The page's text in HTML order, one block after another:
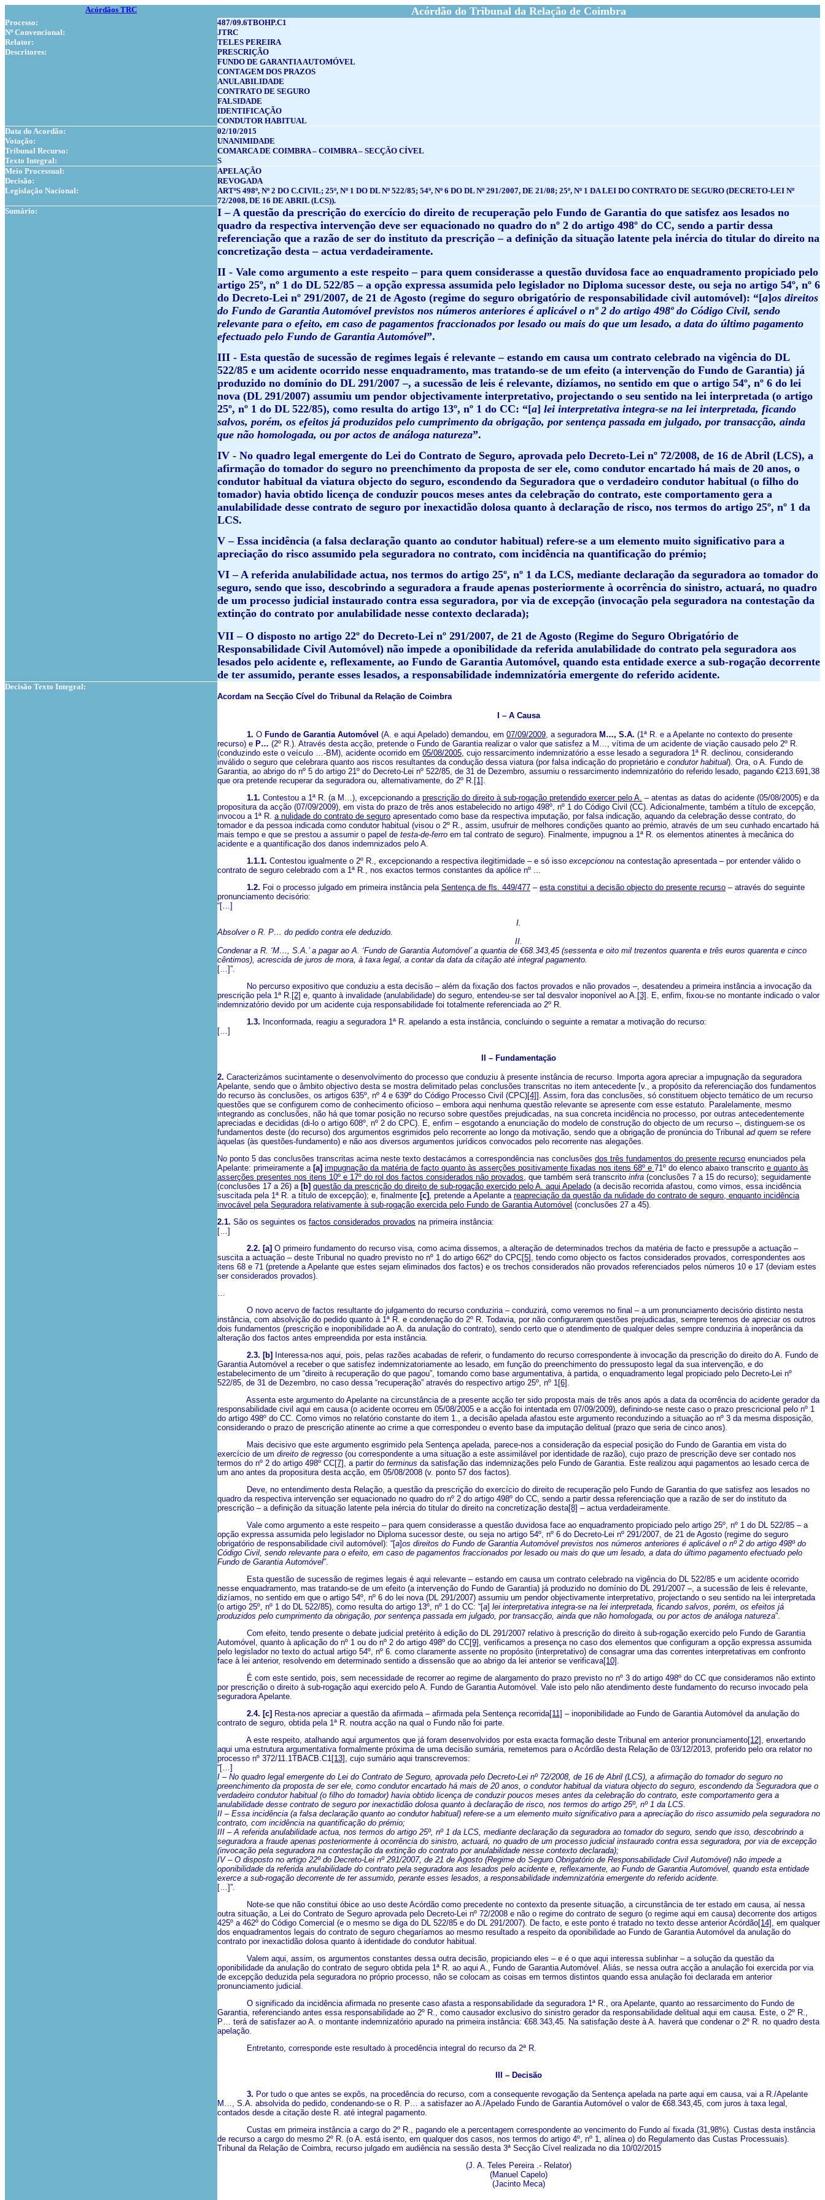
Acórdãos TRC Acórdão do Tribunal da Relação de Coimbra
Processo:
487/09.6TBOHP.C1
Nº Convencional:
JTRC
Relator:
TELES PEREIRA
Descritores:
PRESCRIÇÃO
FUNDO DE GARANTIA AUTOMÓVEL
CONTAGEM DOS PRAZOS
ANULABILIDADE
CONTRATO DE SEGURO
FALSIDADE
IDENTIFICAÇÃO
CONDUTOR HABITUAL
Data do Acordão:
02/10/2015
Votação:
UNANIMIDADE
Tribunal Recurso:
COMARCA DE COIMBRA – COIMBRA – SECÇÃO CÍVEL
Texto Integral:
S
Meio Processual:
APELAÇÃO
Decisão:
REVOGADA
Legislação Nacional:
ARTºS 498º, Nº 2 DO C.CIVIL; 25º, Nº 1 DO DL Nº 522/85; 54º, Nº 6 DO DL Nº 291/2007, DE 21/08; 25º, Nº 1 DA LEI DO CONTRATO DE SEGURO (DECRETO-LEI Nº
72/2008, DE 16 DE ABRIL (LCS)).
Sumário:
I – A questão da prescrição do exercício do direito de recuperação pelo Fundo de Garantia do que satisfez aos lesados no
quadro da respectiva intervenção deve ser equacionado no quadro do nº 2 do artigo 498º do CC, sendo a partir dessa
referenciação que a razão de ser do instituto da prescrição – a definição da situação latente pela inércia do titular do direito na
concretização desta – actua verdadeiramente.
II - Vale como argumento a este respeito – para quem considerasse a questão duvidosa face ao enquadramento propiciado pelo
artigo 25º, nº 1 do DL 522/85 – a opção expressa assumida pelo legislador no Diploma sucessor deste, ou seja no artigo 54º, nº 6
do Decreto-Lei nº 291/2007, de 21 de Agosto (regime do seguro obrigatório de responsabilidade civil automóvel): “[a]os direitos
do Fundo de Garantia Automóvel previstos nos números anteriores é aplicável o nº 2 do artigo 498º do Código Civil, sendo
relevante para o efeito, em caso de pagamentos fraccionados por lesado ou mais do que um lesado, a data do último pagamento
efectuado pelo Fundo de Garantia Automóvel”.
III - Esta questão de sucessão de regimes legais é relevante – estando em causa um contrato celebrado na vigência do DL
522/85 e um acidente ocorrido nesse enquadramento, mas tratando-se de um efeito (a intervenção do Fundo de Garantia) já
produzido no domínio do DL 291/2007 –, a sucessão de leis é relevante, dizíamos, no sentido em que o artigo 54º, nº 6 do lei
nova (DL 291/2007) assumiu um pendor objectivamente interpretativo, projectando o seu sentido na lei interpretada (o artigo
25º, nº 1 do DL 522/85), como resulta do artigo 13º, nº 1 do CC: “[a] lei interpretativa integra-se na lei interpretada, ficando
salvos, porém, os efeitos já produzidos pelo cumprimento da obrigação, por sentença passada em julgado, por transacção, ainda
que não homologada, ou por actos de análoga natureza”.
IV - No quadro legal emergente do Lei do Contrato de Seguro, aprovada pelo Decreto-Lei nº 72/2008, de 16 de Abril (LCS), a
afirmação do tomador do seguro no preenchimento da proposta de ser ele, como condutor encartado há mais de 20 anos, o
condutor habitual da viatura objecto do seguro, escondendo da Seguradora que o verdadeiro condutor habitual (o filho do
tomador) havia obtido licença de conduzir poucos meses antes da celebração do contrato, este comportamento gera a
anulabilidade desse contrato de seguro por inexactidão dolosa quanto à declaração de risco, nos termos do artigo 25º, nº 1 da
LCS.
V – Essa incidência (a falsa declaração quanto ao condutor habitual) refere-se a um elemento muito significativo para a
apreciação do risco assumido pela seguradora no contrato, com incidência na quantificação do prémio;
VI – A referida anulabilidade actua, nos termos do artigo 25º, nº 1 da LCS, mediante declaração da seguradora ao tomador do
seguro, sendo que isso, descobrindo a seguradora a fraude apenas posteriormente à ocorrência do sinistro, actuará, no quadro
de um processo judicial instaurado contra essa seguradora, por via de excepção (invocação pela seguradora na contestação da
extinção do contrato por anulabilidade nesse contexto declarada);
VII – O disposto no artigo 22º do Decreto-Lei nº 291/2007, de 21 de Agosto (Regime do Seguro Obrigatório de
Responsabilidade Civil Automóvel) não impede a oponibilidade da referida anulabilidade do contrato pela seguradora aos
lesados pelo acidente e, reflexamente, ao Fundo de Garantia Automóvel, quando esta entidade exerce a sub-rogação decorrente
de ter assumido, perante esses lesados, a responsabilidade indemnizatória emergente do referido acidente.
Decisão Texto Integral:
Acordam na Secção Cível do Tribunal da Relação de Coimbra
I – A Causa
1. O Fundo de Garantia Automóvel (A. e aqui Apelado) demandou, em 07/09/2009, a seguradora M…, S.A. (1ª R. e a Apelante no contexto do presente
recurso) e P… (2º R.). Através desta acção, pretende o Fundo de Garantia realizar o valor que satisfez a M…, vítima de um acidente de viação causado pelo 2º R.
(conduzindo este o veículo …-BM), acidente ocorrido em 05/08/2005, cujo ressarcimento indemnizatório a esse lesado a seguradora 1ª R. declinou, considerando
inválido o seguro que celebrara quanto aos riscos resultantes da condução dessa viatura (por falsa indicação do proprietário e condutor habitual). Ora, o A. Fundo de
Garantia, ao abrigo do nº 5 do artigo 21º do Decreto-Lei nº 522/85, de 31 de Dezembro, assumiu o ressarcimento indemnizatório do referido lesado, pagando €213.691,38
que ora pretende recuperar da seguradora ou, alternativamente, do 2º R. [1] .
1.1. Contestou a 1ª R. (a M…), excepcionando a prescrição do direito à sub-rogação pretendido exercer pelo A. – atentas as datas do acidente (05/08/2005) e da
propositura da acção (07/09/2009), em vista do prazo de três anos estabelecido no artigo 498º, nº 1 do Código Civil (CC). Adicionalmente, também a título de excepção,
invocou a 1ª R. a nulidade do contrato de seguro apresentado como base da respectiva imputação, por falsa indicação, aquando da celebração desse contrato, do
tomador e da pessoa indicada como condutor habitual (visou o 2º R., assim, usufruir de melhores condições quanto ao prémio, através de um seu cunhado encartado há
mais tempo e que se prestou a assumir o papel de testa-de-ferro em tal contrato de seguro). Finalmente, impugnou a 1ª R. os elementos atinentes à mecânica do
acidente e a quantificação dos danos indemnizados pelo A.
1.1.1. Contestou igualmente o 2º R., excepcionando a respectiva ilegitimidade – e só isso excepcionou na contestação apresentada – por entender válido o
contrato de seguro celebrado com a 1ª R., nos exactos termos constantes da apólice nº ...
1.2. Foi o processo julgado em primeira instância pela Sentença de fls. 449/477 – esta constitui a decisão objecto do presente recurso – através do seguinte
pronunciamento decisório:
“[…]
I.
Absolver o R. P… do pedido contra ele deduzido.
II.
Condenar a R. ‘M…, S.A.’ a pagar ao A. ‘Fundo de Garantia Automóvel’ a quantia de €68.343,45 (sessenta e oito mil trezentos quarenta e três euros quarenta e cinco
cêntimos), acrescida de juros de mora, à taxa legal, a contar da data da citação até integral pagamento.
[…]”.
No percurso expositivo que conduziu a esta decisão – além da fixação dos factos provados e não provados –, desatendeu a primeira instância a invocação da
prescrição pela 1ª R. [2] e, quanto à invalidade (anulabilidade) do seguro, entendeu-se ser tal desvalor inoponível ao A. [3] . E, enfim, fixou-se no montante indicado o valor
indemnizatório devido por um acidente cuja responsabilidade foi totalmente referenciada ao 2º R.
1.3. Inconformada, reagiu a seguradora 1ª R. apelando a esta instância, concluindo o seguinte a rematar a motivação do recurso:
[…]
II – Fundamentação
2. Caracterizámos sucintamente o desenvolvimento do processo que conduziu à presente instância de recurso. Importa agora apreciar a impugnação da seguradora
Apelante, sendo que o âmbito objectivo desta se mostra delimitado pelas conclusões transcritas no item antecedente [v., a propósito da referenciação dos fundamentos
do recurso às conclusões, os artigos 635º, nº 4 e 639º do Código Processo Civil (CPC)[4]]. Assim, fora das conclusões, só constituem objecto temático de um recurso
questões que se configurem como de conhecimento oficioso – embora aqui nenhuma questão relevante se apresente com esse estatuto. Paralelamente, mesmo
integrando as conclusões, não há que tomar posição no recurso sobre questões prejudicadas, na sua concreta incidência no processo, por outras antecedentemente
apreciadas e decididas (di-lo o artigo 608º, nº 2 do CPC). E, enfim – esgotando a enunciação do modelo de construção do objecto de um recurso –, distinguem-se os
fundamentos deste (do recurso) dos argumentos esgrimidos pelo recorrente ao longo da motivação, sendo que a obrigação de pronúncia do Tribunal ad quem se refere
àquelas (às questões-fundamento) e não aos diversos argumentos jurídicos convocados pelo recorrente nas alegações.
No ponto 5 das conclusões transcritas acima neste texto destacámos a correspondência nas conclusões dos três fundamentos do presente recurso enunciados pela
Apelante: primeiramente a [a] impugnação da matéria de facto quanto às asserções positivamente fixadas nos itens 68º e 71º do elenco abaixo transcrito e quanto às
asserções presentes nos itens 10º e 17º do rol dos factos considerados não provados, que também será transcrito infra (conclusões 7 a 15 do recurso); seguidamente
(conclusões 17 a 26) a [b] questão da prescrição do direito de sub-rogação exercido pelo A. aqui Apelado (a decisão recorrida afastou, como vimos, essa incidência
suscitada pela 1ª R. a título de excepção); e, finalmente [c] , pretende a Apelante a reapreciação da questão da nulidade do contrato de seguro, enquanto incidência
invocável pela Seguradora relativamente à sub-rogação exercida pelo Fundo de Garantia Automóvel (conclusões 27 a 45).
2.1. São os seguintes os factos considerados provados na primeira instância:
[…]
2.2. [a] O primeiro fundamento do recurso visa, como acima dissemos, a alteração de determinados trechos da matéria de facto e pressupõe a actuação –
suscita a actuação – deste Tribunal no quadro previsto no nº 1 do artigo 662º do CPC[5] , tendo como objecto os factos considerados provados, correspondentes aos
itens 68 e 71 (pretende a Apelante que estes sejam eliminados dos factos) e os trechos considerados não provados referenciados pelos números 10 e 17 (deviam estes
ser considerados provados).
…
O novo acervo de factos resultante do julgamento do recurso conduziria – conduzirá, como veremos no final – a um pronunciamento decisório distinto nesta
instância, com absolvição do pedido quanto à 1ª R. e condenação do 2º R. Todavia, por não configurarem questões prejudicadas, sempre teremos de apreciar os outros
dois fundamentos (prescrição e inoponibilidade ao A. da anulação do contrato), sendo certo que o atendimento de qualquer deles sempre conduziria à inoperância da
alteração dos factos antes empreendida por esta instância.
2.3. [b]
Interessa-nos aqui, pois, pelas razões acabadas de referir, o fundamento do recurso correspondente à invocação da prescrição do direito do A. Fundo de
Garantia Automóvel a receber o que satisfez indemnizatoriamente ao lesado, em função do preenchimento do pressuposto legal da sua intervenção, e do
estabelecimento de um “direito à recuperação do que pagou”, tomando como base argumentativa, à partida, o enquadramento legal propiciado pelo Decreto-Lei nº
522/85, de 31 de Dezembro, no caso dessa “recuperação” através do respectivo artigo 25º, nº 1[6] .
Assenta este argumento do Apelante na circunstância de a presente acção ter sido proposta mais de três anos após a data da ocorrência do acidente gerador da
responsabilidade civil aqui em causa (o acidente ocorreu em 05/08/2005 e a acção foi intentada em 07/09/2009), definindo-se neste caso o prazo prescricional pelo nº 1
do artigo 498º do CC. Como vimos no relatório constante do item 1., a decisão apelada afastou este argumento reconduzindo a situação ao nº 3 da mesma disposição,
considerando o prazo de prescrição atinente ao crime a que correspondeu o evento base da imputação delitual (prazo que seria de cinco anos).
Mais decisivo que este argumento esgrimido pela Sentença apelada, parece-nos a consideração da especial posição do Fundo de Garantia em vista do
exercício de um direito de regresso (ou correspondente a uma situação a este assimilável por identidade de razão), cujo prazo de prescrição deve ser contado nos
termos do nº 2 do artigo 498º CC[7] , a partir do terminus da satisfação das indemnizações pelo Fundo de Garantia. Este realizou aqui pagamentos ao lesado cerca de
um ano antes da propositura desta acção, em 05/08/2008 (v. ponto 57 dos factos).
Deve, no entendimento desta Relação, a questão da prescrição do exercício do direito de recuperação pelo Fundo de Garantia do que satisfez aos lesados no
quadro da respectiva intervenção ser equacionado no quadro do nº 2 do artigo 498º do CC, sendo a partir dessa referenciação que a razão de ser do instituto da
prescrição – a definição da situação latente pela inércia do titular do direito na concretização desta[8] – actua verdadeiramente.
Vale como argumento a este respeito – para quem considerasse a questão duvidosa face ao enquadramento propiciado pelo artigo 25º, nº 1 do DL 522/85 – a
opção expressa assumida pelo legislador no Diploma sucessor deste, ou seja no artigo 54º, nº 6 do Decreto-Lei nº 291/2007, de 21 de Agosto (regime do seguro
obrigatório de responsabilidade civil automóvel): “[a]os direitos do Fundo de Garantia Automóvel previstos nos números anteriores é aplicável o nº 2 do artigo 498º do
Código Civil, sendo relevante para o efeito, em caso de pagamentos fraccionados por lesado ou mais do que um lesado, a data do último pagamento efectuado pelo
Fundo de Garantia Automóvel”.
Esta questão de sucessão de regimes legais é aqui relevante – estando em causa um contrato celebrado na vigência do DL 522/85 e um acidente ocorrido
nesse enquadramento, mas tratando-se de um efeito (a intervenção do Fundo de Garantia) já produzido no domínio do DL 291/2007 –, a sucessão de leis é relevante,
dizíamos, no sentido em que o artigo 54º, nº 6 do lei nova (DL 291/2007) assumiu um pendor objectivamente interpretativo, projectando o seu sentido na lei interpretada
(o artigo 25º, nº 1 do DL 522/85), como resulta do artigo 13º, nº 1 do CC: “[a] lei interpretativa integra-se na lei interpretada, ficando salvos, porém, os efeitos já
produzidos pelo cumprimento da obrigação, por sentença passada em julgado, por transacção, ainda que não homologada, ou por actos de análoga natureza”.
Com efeito, tendo presente o debate judicial pretérito à edição do DL 291/2007 relativo à prescrição do direito à sub-rogação exercido pelo Fundo de Garantia
Automóvel, quanto à aplicação do nº 1 ou do nº 2 do artigo 498º do CC[9] , verificamos a presença no caso dos elementos que configuram a opção expressa assumida
pelo legislador no texto do actual artigo 54º, nº 6. como claramente assente no propósito (interpretativo) de consagrar uma das correntes interpretativas em confronto
face à lei anterior, resolvendo em determinado sentido a dissensão que ao abrigo da lei anterior se verificava[10] .
É com este sentido, pois, sem necessidade de recorrer ao regime de alargamento do prazo previsto no nº 3 do artigo 498º do CC que consideramos não extinto
por prescrição o direito à sub-rogação aqui exercido pelo A. Fundo de Garantia Automóvel. Vale isto pelo não atendimento deste fundamento do recurso invocado pela
seguradora Apelante.
2.4. [c] Resta-nos apreciar a questão da afirmada – afirmada pela Sentença recorrida[11] – inoponibilidade ao Fundo de Garantia Automóvel da anulação do
contrato de seguro, obtida pela 1ª R. noutra acção na qual o Fundo não foi parte.
A este respeito, atalhando aqui argumentos que já foram desenvolvidos por esta exacta formação deste Tribunal em anterior pronunciamento[12] , enxertando
aqui uma estrutura argumentativa formalmente próxima de uma decisão sumária, remetemos para o Acórdão desta Relação de 03/12/2013, proferido pelo ora relator no
processo nº 372/11.1TBACB.C1[13] , cujo sumário aqui transcrevemos:
“[…]
I – No quadro legal emergente do Lei do Contrato de Seguro, aprovada pelo Decreto-Lei nº 72/2008, de 16 de Abril (LCS), a afirmação do tomador do seguro no
preenchimento da proposta de ser ele, como condutor encartado há mais de 20 anos, o condutor habitual da viatura objecto do seguro, escondendo da Seguradora que o
verdadeiro condutor habitual (o filho do tomador) havia obtido licença de conduzir poucos meses antes da celebração do contrato, este comportamento gera a
anulabilidade desse contrato de seguro por inexactidão dolosa quanto à declaração de risco, nos termos do artigo 25º, nº 1 da LCS.
II – Essa incidência (a falsa declaração quanto ao condutor habitual) refere-se a um elemento muito significativo para a apreciação do risco assumido pela seguradora no
contrato, com incidência na quantificação do prémio;
III – A referida anulabilidade actua, nos termos do artigo 25º, nº 1 da LCS, mediante declaração da seguradora ao tomador do seguro, sendo que isso, descobrindo a
seguradora a fraude apenas posteriormente à ocorrência do sinistro, actuará, no quadro de um processo judicial instaurado contra essa seguradora, por via de excepção
(invocação pela seguradora na contestação da extinção do contrato por anulabilidade nesse contexto declarada);
IV – O disposto no artigo 22º do Decreto-Lei nº 291/2007, de 21 de Agosto (Regime do Seguro Obrigatório de Responsabilidade Civil Automóvel) não impede a
oponibilidade da referida anulabilidade do contrato pela seguradora aos lesados pelo acidente e, reflexamente, ao Fundo de Garantia Automóvel, quando esta entidade
exerce a sub-rogação decorrente de ter assumido, perante esses lesados, a responsabilidade indemnizatória emergente do referido acidente.
[…]”.
Note-se que não constitui óbice ao uso deste Acórdão como precedente no contexto da presente situação, a circunstância de ter estado em causa, aí nessa
outra situação, a Lei do Contrato de Seguro aprovada pelo Decreto-Lei nº 72/2008 e não o regime do contrato de seguro (o regime aqui em causa) decorrente dos artigos
425º a 462º do Código Comercial (e o mesmo se diga do DL 522/85 e do DL 291/2007). De facto, e este ponto é tratado no texto desse anterior Acórdão[14] , em qualquer
dos enquadramentos legais do contrato de seguro chegaríamos ao mesmo resultado a respeito da oponibilidade ao Fundo de Garantia Automóvel da anulação do
contrato por inexactidão dolosa quanto à identidade do condutor habitual.
Valem aqui, assim, os argumentos constantes dessa outra decisão, propiciando eles – e é o que aqui interessa sublinhar – a solução da questão da
oponibilidade da anulação do contrato de seguro obtida pela 1ª R. ao aqui A., Fundo de Garantia Automóvel. Aliás, se nessa outra acção a anulação foi exercida por via
de excepção deduzida pela seguradora no próprio processo, não se colocam as coisas em termos distintos quando essa anulação foi declarada em anterior
pronunciamento judicial.
O significado da incidência afirmada no presente caso afasta a responsabilidade da seguradora 1ª R., ora Apelante, quanto ao ressarcimento do Fundo de
Garantia, referenciando antes essa responsabilidade ao 2º R., como causador exclusivo do sinistro gerador da responsabilidade delitual aqui em causa. Este, o 2º R.,
P… terá de satisfazer ao A. o montante indemnizatório apurado na primeira instância: €68.343,45. Na satisfação deste à A. haverá que condenar o 2º R. no quadro desta
apelação.
Entretanto, corresponde este resultado à procedência integral do recurso da 2ª R.
III – Decisão
3. Por tudo o que antes se expôs, na procedência do recurso, com a consequente revogação da Sentença apelada na parte aqui em causa, vai a R./Apelante
M…, S.A. absolvida do pedido, condenando-se o R. P… a satisfazer ao A./Apelado Fundo de Garantia Automóvel o valor de €68.343,45, com juros à taxa legal,
contados desde a citação deste R. até integral pagamento.
Custas em primeira instância a cargo do 2º R., pagando ele a percentagem correspondente ao vencimento do Fundo aí fixada (31,98%). Custas desta instância
de recurso a cargo do mesmo 2º R. (o A. está isento, em qualquer dos casos, nos termos do artigo 4º, nº 1, alínea o) do Regulamento das Custas Processuais).
Tribunal da Relação de Coimbra, recurso julgado em audiência na sessão desta 3ª Secção Cível realizada no dia 10/02/2015
(J. A. Teles Pereira .- Relator)
(Manuel Capelo)
(Jacinto Meca)